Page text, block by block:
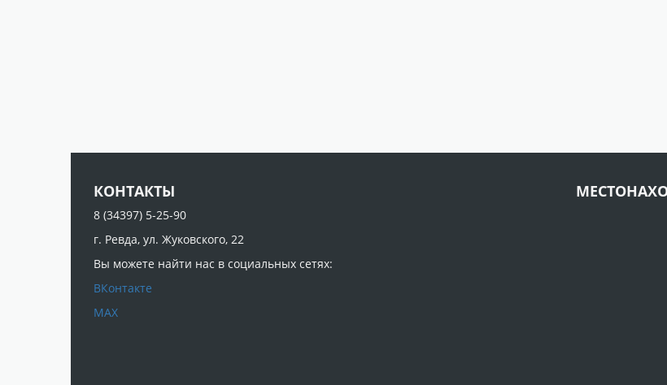
КОНТАКТЫ
8 (34397) 5-25-90
г. Ревда, ул. Жуковского, 22
Вы можете найти нас в социальных сетях:
ВКонтакте
МАХ